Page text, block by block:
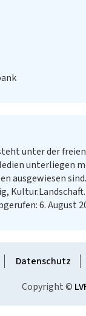
unter der freien
unterliegen
ausgewiesen sind.
6. August
Datenschutz
Copyright ©